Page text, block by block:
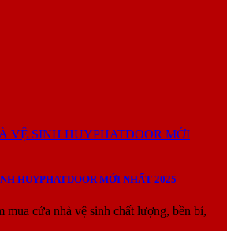
HUYPHATDOOR MỚI NHẤT 2025
mua cửa nhà vệ sinh chất lượng, bền bỉ,